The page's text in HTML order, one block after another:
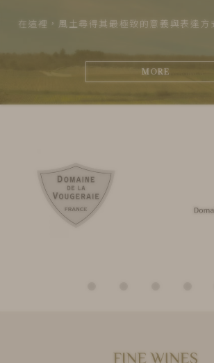
在這裡，風土尋得其最極致的意義與表達方
MORE